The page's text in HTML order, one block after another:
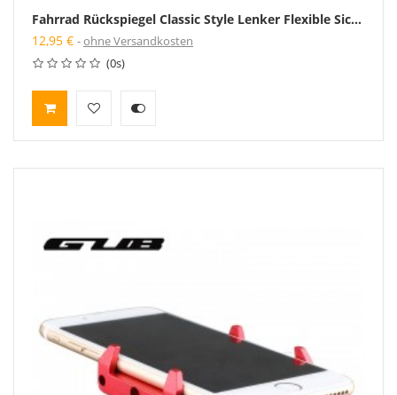
Fahrrad Rückspiegel Classic Style Lenker Flexible Sicherheit Mounten Retro
12,95 €
ohne Versandkosten
(0s)